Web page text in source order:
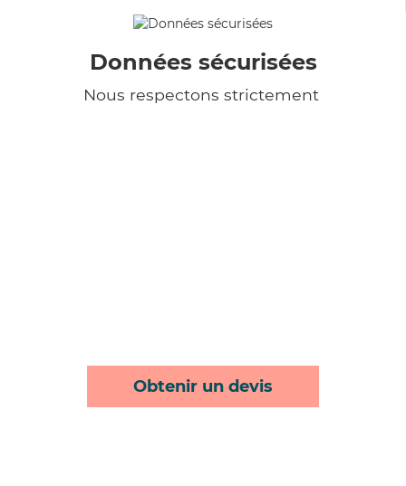
Données sécurisées
Nous respectons strictement
Obtenir un devis